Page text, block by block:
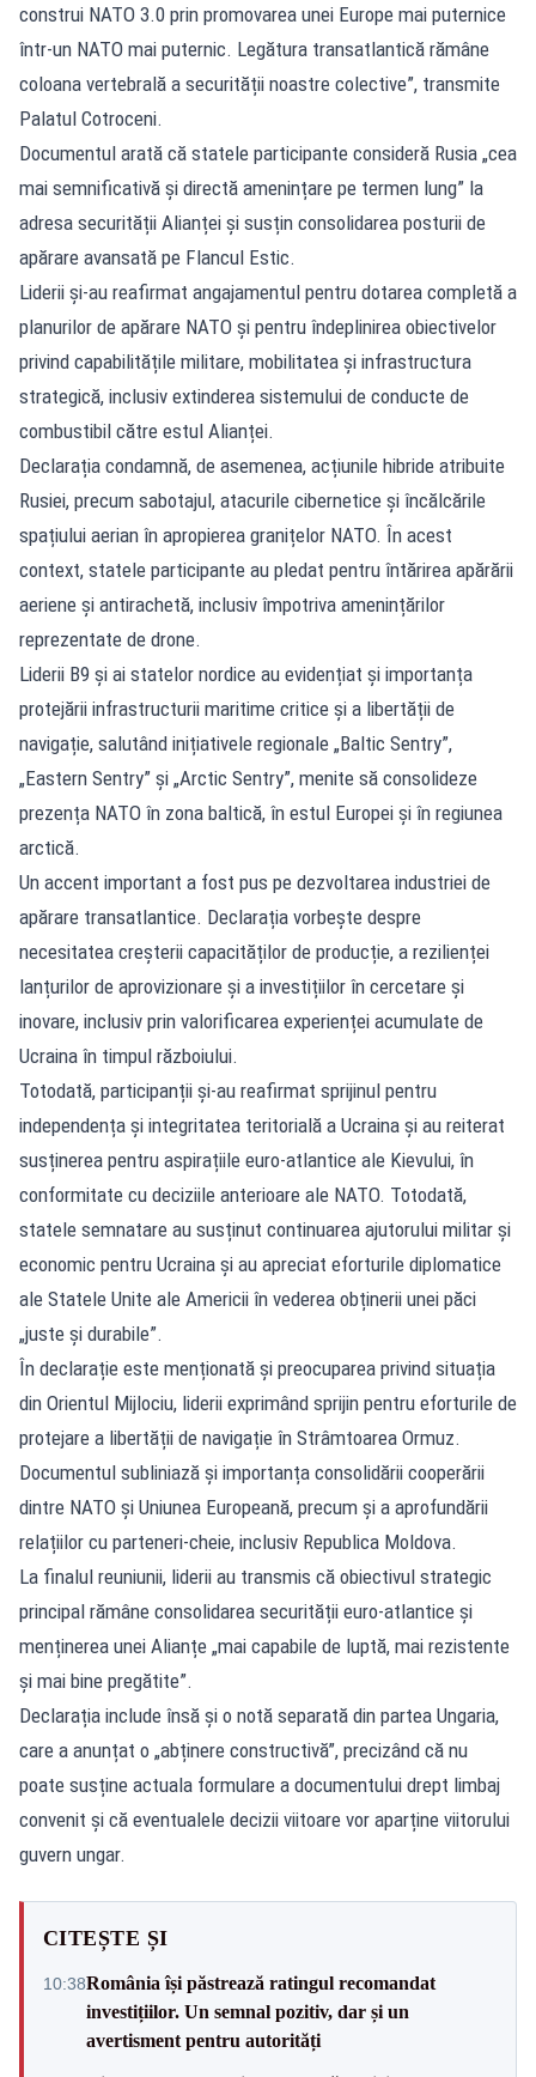
construi NATO 3.0 prin promovarea unei Europe mai puternice
într-un NATO mai puternic. Legătura transatlantică rămâne
coloana vertebrală a securității noastre colective”, transmite
Palatul Cotroceni.
Documentul arată că statele participante consideră Rusia „cea
mai semnificativă și directă amenințare pe termen lung” la
adresa securității Alianței și susțin consolidarea posturii de
apărare avansată pe Flancul Estic.
Liderii și-au reafirmat angajamentul pentru dotarea completă a
planurilor de apărare NATO și pentru îndeplinirea obiectivelor
privind capabilitățile militare, mobilitatea și infrastructura
strategică, inclusiv extinderea sistemului de conducte de
combustibil către estul Alianței.
Declarația condamnă, de asemenea, acțiunile hibride atribuite
Rusiei, precum sabotajul, atacurile cibernetice și încălcările
spațiului aerian în apropierea granițelor NATO. În acest
context, statele participante au pledat pentru întărirea apărării
aeriene și antirachetă, inclusiv împotriva amenințărilor
reprezentate de drone.
Liderii B9 și ai statelor nordice au evidențiat și importanța
protejării infrastructurii maritime critice și a libertății de
navigație, salutând inițiativele regionale „Baltic Sentry”,
„Eastern Sentry” și „Arctic Sentry”, menite să consolideze
prezența NATO în zona baltică, în estul Europei și în regiunea
arctică.
Un accent important a fost pus pe dezvoltarea industriei de
apărare transatlantice. Declarația vorbește despre
necesitatea creșterii capacităților de producție, a rezilienței
lanțurilor de aprovizionare și a investițiilor în cercetare și
inovare, inclusiv prin valorificarea experienței acumulate de
Ucraina în timpul războiului.
Totodată, participanții și-au reafirmat sprijinul pentru
independența și integritatea teritorială a Ucraina și au reiterat
susținerea pentru aspirațiile euro-atlantice ale Kievului, în
conformitate cu deciziile anterioare ale NATO. Totodată,
statele semnatare au susținut continuarea ajutorului militar și
economic pentru Ucraina și au apreciat eforturile diplomatice
ale Statele Unite ale Americii în vederea obținerii unei păci
„juste și durabile”.
În declarație este menționată și preocuparea privind situația
din Orientul Mijlociu, liderii exprimând sprijin pentru eforturile de
protejare a libertății de navigație în Strâmtoarea Ormuz.
Documentul subliniază și importanța consolidării cooperării
dintre NATO și Uniunea Europeană, precum și a aprofundării
relațiilor cu parteneri-cheie, inclusiv Republica Moldova.
La finalul reuniunii, liderii au transmis că obiectivul strategic
principal rămâne consolidarea securității euro-atlantice și
menținerea unei Alianțe „mai capabile de luptă, mai rezistente
și mai bine pregătite”.
Declarația include însă și o notă separată din partea Ungaria,
care a anunțat o „abținere constructivă”, precizând că nu
poate susține actuala formulare a documentului drept limbaj
convenit și că eventualele decizii viitoare vor aparține viitorului
guvern ungar.
CITEȘTE ȘI
10:38România își păstrează ratingul recomandat
investițiilor. Un semnal pozitiv, dar și un
avertisment pentru autorități